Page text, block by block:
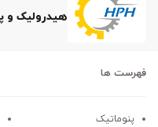
هیدرولیک و
فهرست ها
پنوماتیک